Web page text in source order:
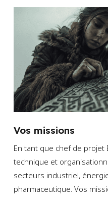
Vos missions
En tant que chef de projet
technique et
secteurs industriel,
pharmaceutique. Vos